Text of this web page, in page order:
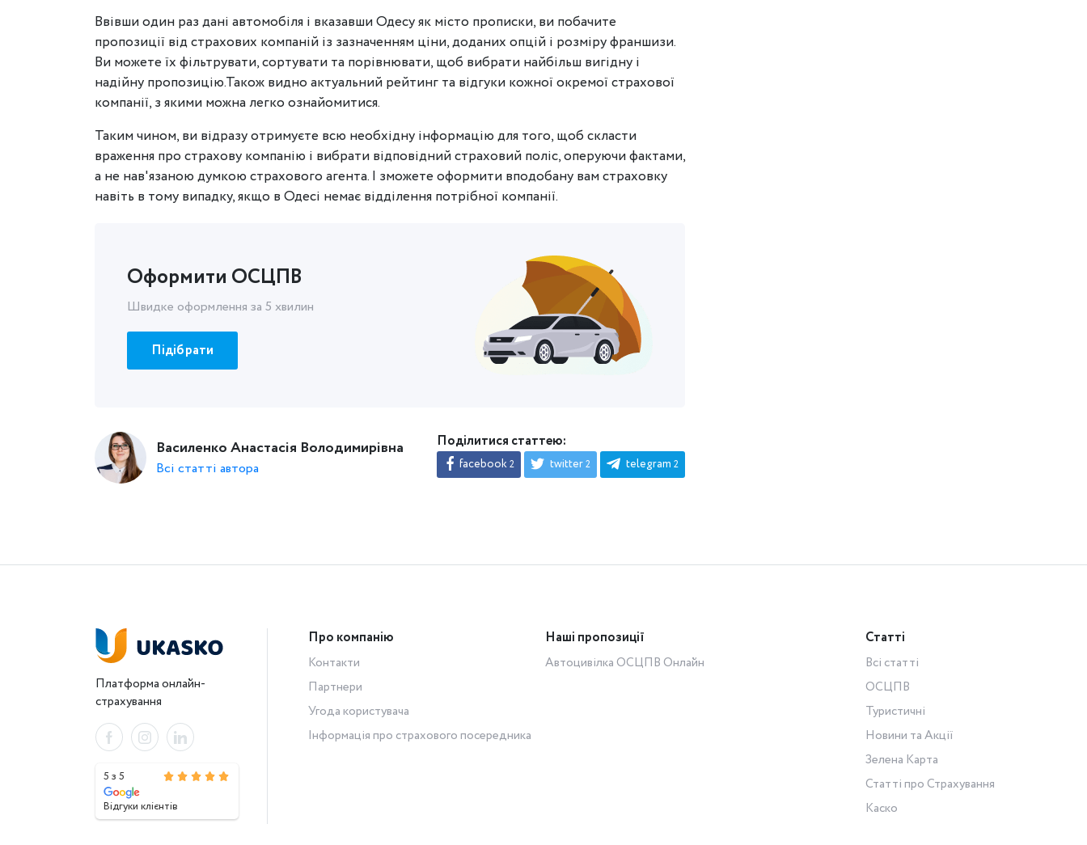
Ввівши один раз дані автомобіля і вказавши Одесу як місто прописки, ви побачите
пропозиції від страхових компаній із зазначенням ціни, доданих опцій і розміру франшизи.
Ви можете їх фільтрувати, сортувати та порівнювати, щоб вибрати найбільш вигідну і
надійну пропозицію.Також видно актуальний рейтинг та відгуки кожної окремої страхової
компанії, з якими можна легко ознайомитися.
Таким чином, ви відразу отримуєте всю необхідну інформацію для того, щоб скласти
враження про страхову компанію і вибрати відповідний страховий поліс, оперуючи фактами,
а не нав'язаною думкою страхового агента. І зможете оформити вподобану вам страховку
навіть в тому випадку, якщо в Одесі немає відділення потрібної компанії.
Оформити ОСЦПВ
Швидке оформлення за 5 хвилин
Підібрати
Василенко Анастасія Володимирівна
Всі статті автора
Поділитися статтею:
facebook2 twitter2 telegram 2
Платформа онлайн-
страхування
5 з 5
Відгуки клієнтів
Про компанію
Контакти
Партнери
Угода користувача
Інформація про страхового посередника
Наші пропозиції
Автоцивілка ОСЦПВ Онлайн
Статті
Всі статті
ОСЦПВ
Туристичні
Новини та Акції
Зелена Карта
Статті про Страхування
Каско